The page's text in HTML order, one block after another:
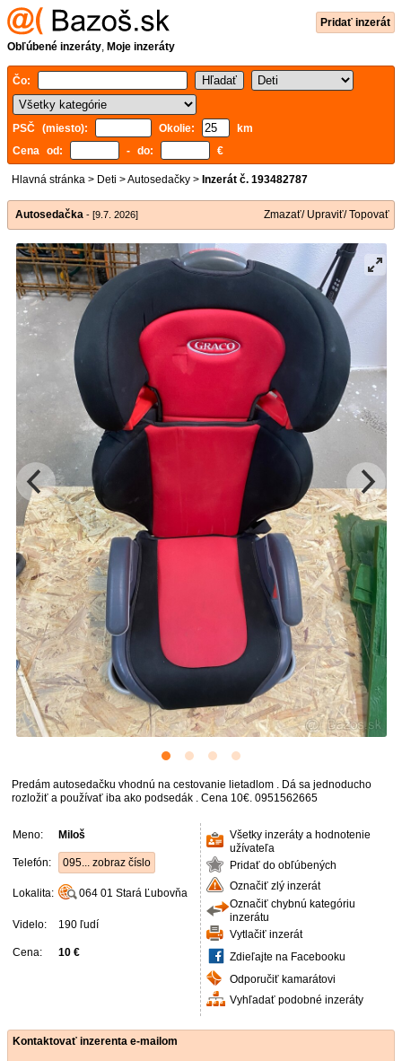
Pridať inzerát
Obľúbené inzeráty, Moje inzeráty
Čo:
PSČ (miesto): Okolie:
km
Cena od:
- do: €
Hlavná stránka > Deti >Autosedačky > Inzerát č. 193482787
Autosedačka - [9.7. 2026] Zmazať/ Upraviť/ Topovať
Predám autosedačku vhodnú na cestovanie lietadlom . Dá sa jednoducho
rozložiť a používať iba ako podsedák . Cena 10€. 0951562665
Meno: Miloš
Telefón: 095... zobraz číslo
Lokalita: 064 01 Stará Ľubovňa
Videlo: 190 ľudí
Cena: 10 €
Všetky inzeráty a hodnotenie
užívateľa
Pridať do obľúbených
Označiť zlý inzerát
Označiť chybnú kategóriu
inzerátu
Vytlačiť inzerát
Zdieľajte na Facebooku
Odporučiť kamarátovi
Vyhľadať podobné inzeráty
Kontaktovať inzerenta e-mailom